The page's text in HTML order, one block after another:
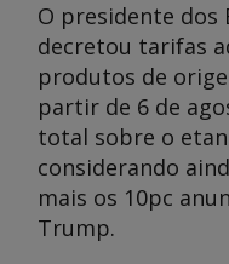
O presidente dos
decretou tarifas
produtos de
partir de 6 de
total sobre o
considerando
mais os 10pc
Trump.